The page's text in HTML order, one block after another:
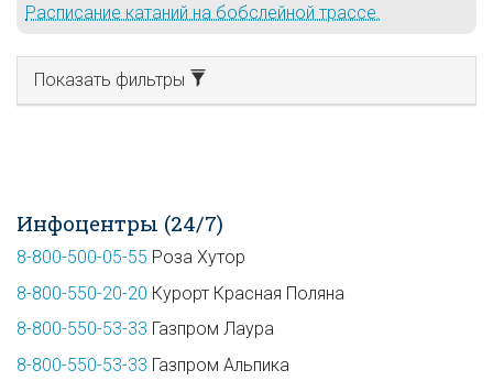
Расписание катаний на бобслейной трассе.
Показать фильтры
Инфоцентры (24/7)
8-800-500-05-55 Роза Хутор
8-800-550-20-20 Курорт Красная Поляна
8-800-550-53-33 Газпром Лаура
8-800-550-53-33 Газпром Альпика